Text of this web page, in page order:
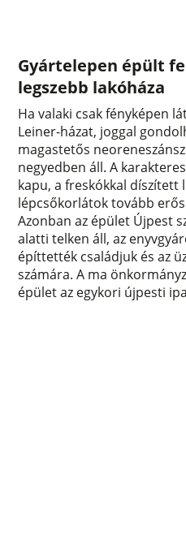
Gyártelepen épült
legszebb lakóháza
Ha valaki csak fényképen
Leiner-házat, joggal
magastetős
negyedben áll. A
kapu, a freskókkal díszített
lépcsőkorlátok tovább
Azonban az épület Újpest
alatti telken áll, az
építtették családjuk és az
számára. A ma
épület az egykori újpesti